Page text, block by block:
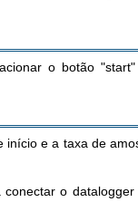
o botão
e a taxa de
o